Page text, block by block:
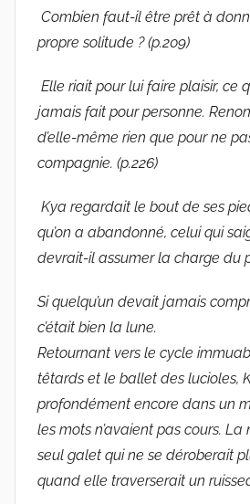
Combien faut-il être prêt à
propre solitude ? (p.209)
Elle riait pour lui faire plaisir, ce
jamais fait pour personne.
d’elle-même rien que pour ne
compagnie. (p.226)
Kya regardait le bout de ses
qu’on a abandonné, celui qui
devrait-il assumer la charge du
Si quelqu’un devait jamais
c’était bien la lune.
Retournant vers le cycle
têtards et le ballet des lucioles,
profondément encore dans un
les mots n’avaient pas cours.
seul galet qui ne se déroberait
quand elle traverserait un